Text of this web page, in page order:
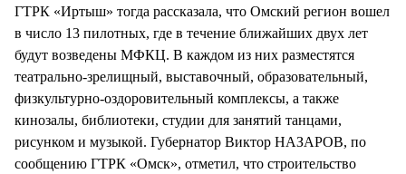
ГТРК «Иртыш» тогда рассказала, что Омский регион вошел
в число 13 пилотных, где в течение ближайших двух лет
будут возведены МФКЦ. В каждом из них разместятся
театрально-зрелищный, выставочный, образовательный,
физкультурно-оздоровительный комплексы, а также
кинозалы, библиотеки, студии для занятий танцами,
рисунком и музыкой. Губернатор Виктор НАЗАРОВ, по
сообщению ГТРК «Омск», отметил, что строительство